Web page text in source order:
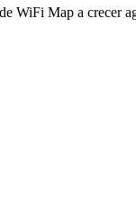
WiFi Map a crecer